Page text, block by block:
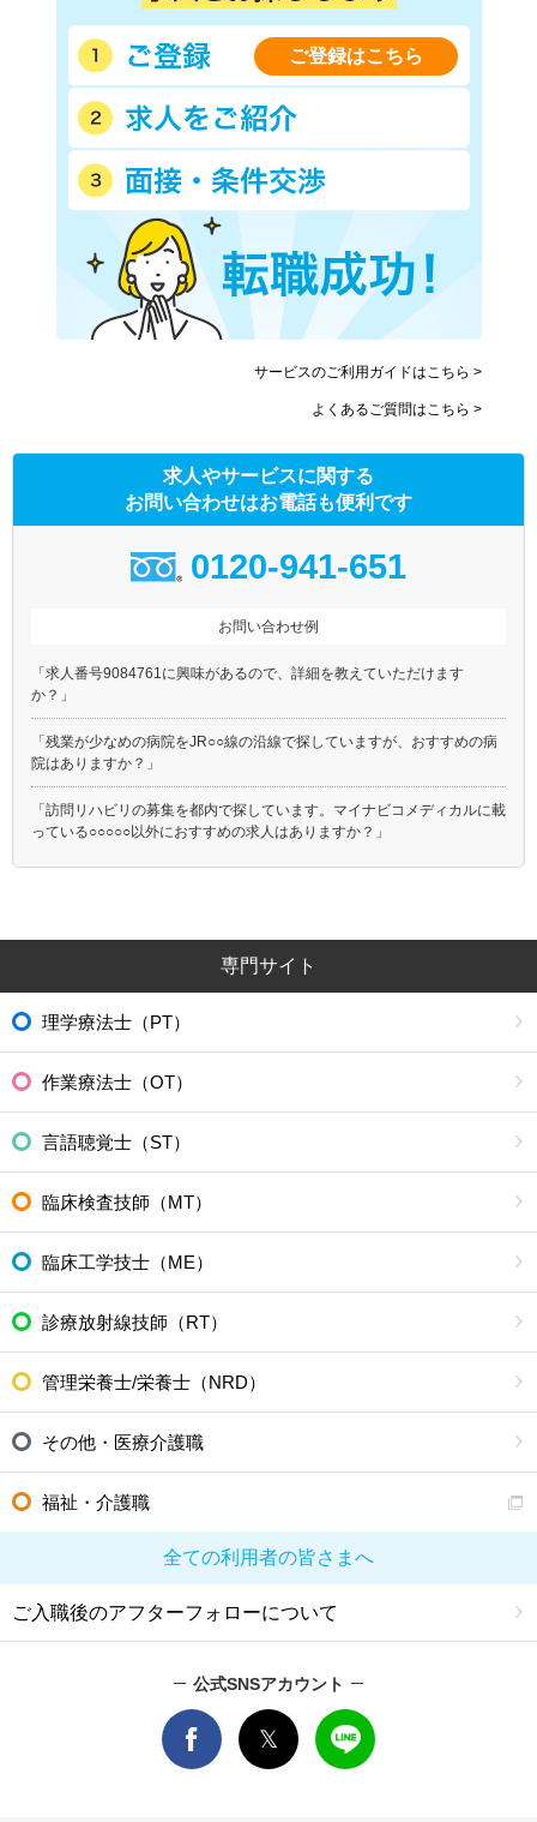
ご登録はこちら
サービスのご利用ガイドはこちら >
よくあるご質問はこちら >
求人やサービスに関する
お問い合わせはお電話も便利です
0120-941-651
お問い合わせ例
「求人番号9084761に興味があるので、詳細を教えていただけます
か？」
「残業が少なめの病院をJR○○線の沿線で探していますが、おすすめの病
院はありますか？」
「訪問リハビリの募集を都内で探しています。マイナビコメディカルに載
っている○○○○○以外におすすめの求人はありますか？」
専門サイト
理学療法士（PT）
作業療法士（OT）
言語聴覚士（ST）
臨床検査技師（MT）
臨床工学技士（ME）
診療放射線技師（RT）
管理栄養士/栄養士（NRD）
その他・医療介護職
福祉・介護職
全ての利用者の皆さまへ
ご入職後のアフターフォローについて
公式SNSアカウント